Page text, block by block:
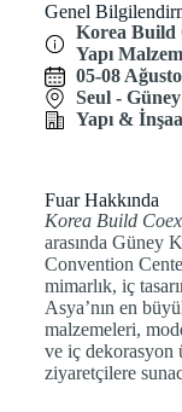
Genel
Korea Build
Yapı
05-08
Seul -
Yapı &
Fuar Hakkında
Korea Build
arasında Güney
Convention
mimarlık, iç
Asya’nın en
malzemeleri,
ve iç dekorasyon
ziyaretçilere